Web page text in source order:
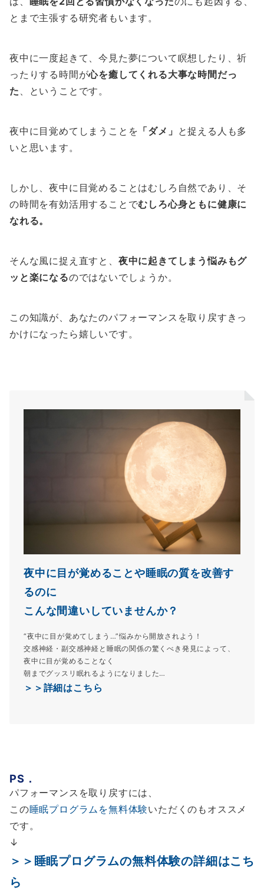
とまで主張する研究者もいます。
夜中に一度起きて、今見た夢について瞑想したり、祈
ったりする時間が心を癒してくれる大事な時間だっ
た 、ということです。
夜中に目覚めてしまうことを 「ダメ」 と捉える人も多
いと思います。
しかし、夜中に目覚めることはむしろ自然であり、そ
の時間を有効活用することでむしろ心身ともに健康に
なれる。
そんな風に捉え直すと、 夜中に起きてしまう悩みもグ
ッと楽になるのではないでしょうか。
この知識が、あなたのパフォーマンスを取り戻すきっ
かけになったら嬉しいです。
夜中に目が覚めることや睡眠の質を改善す
るのに
こんな間違いしていませんか？
“夜中に目が覚めてしまう…”悩みから開放されよう！
交感神経・副交感神経と睡眠の関係の驚くべき発見によって、
夜中に目が覚めることなく
朝までグッスリ眠れるようになりました…
＞＞詳細はこちら
PS．
パフォーマンスを取り戻すには、
この睡眠プログラムを無料体験いただくのもオススメ
です。
↓
＞＞ 睡眠プログラムの無料体験の詳細はこち
ら